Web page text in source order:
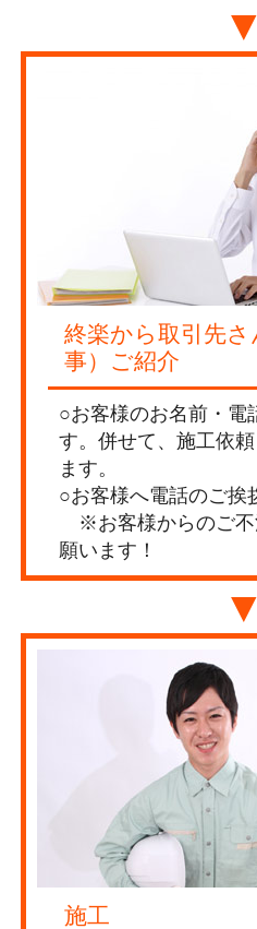
▼
終楽から取引先
事）ご紹介
○お客様のお名前・電
す。併せて、施工依
ます。
○お客様へ電話のご挨
※お客様からのご不
願います！
▼
施工